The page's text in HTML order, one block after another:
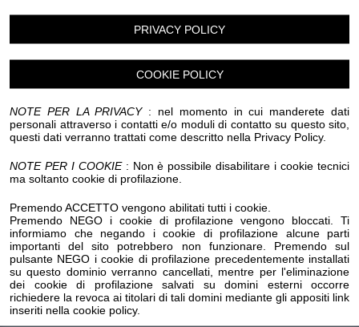
PRIVACY POLICY
COOKIE POLICY
NOTE PER LA PRIVACY: nel momento in cui manderete dati
personali attraverso i contatti e/o moduli di contatto su questo sito,
questi dati verranno trattati come descritto nella Privacy Policy.
NOTE PER I COOKIE: Non è possibile disabilitare i cookie tecnici
ma soltanto cookie di profilazione.
Premendo ACCETTO vengono abilitati tutti i cookie.
Premendo NEGO i cookie di profilazione vengono bloccati. Ti
informiamo che negando i cookie di profilazione alcune parti
importanti del sito potrebbero non funzionare. Premendo sul
pulsante NEGO i cookie di profilazione precedentemente installati
su questo dominio verranno cancellati, mentre per l'eliminazione
dei cookie di profilazione salvati su domini esterni occorre
richiedere la revoca ai titolari di tali domini mediante gli appositi link
inseriti nella cookie policy.
Luogo dell'evento su Google Maps
Il Corpo bandistico "Città di Lavagna" e il Comune di
Domenica 20 Aprile ore 21:30 Auditorium Campodonico
Lavagna
Corpo Bandistico "Città di Lavagna" direttore: Aldo
Mistrangelo